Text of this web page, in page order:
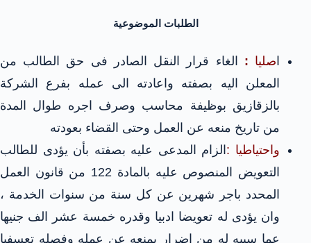
الطلبات الموضوعية
صليا : الغاء قرار النقل الصادر فى حق الطالب من
المعلن اليه بصفته واعادته الى عمله بفرع الشركة
بالزقازيق بوظيفة محاسب وصرف اجره طوال المدة
من تاريخ منعه عن العمل وحتى القضاء بعودته
واحتياطيا : الزام المدعى عليه بصفته بأن يؤدى للطالب
التعويض المنصوص عليه بالمادة 122 من قانون العمل
المحدد باجر شهرين عن كل سنة من سنوات الخدمة ،
وان يؤدى له تعويضا ادبيا وقدره خمسة عشر الف جنيها
عما سببه له من اضرار بمنعه عن عمله وفصله تعسفيا